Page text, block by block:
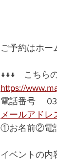
ご予約はホー
↓↓↓　こちら
https://
電話番号　
メールアドレ
①お名前②電
イベントの内